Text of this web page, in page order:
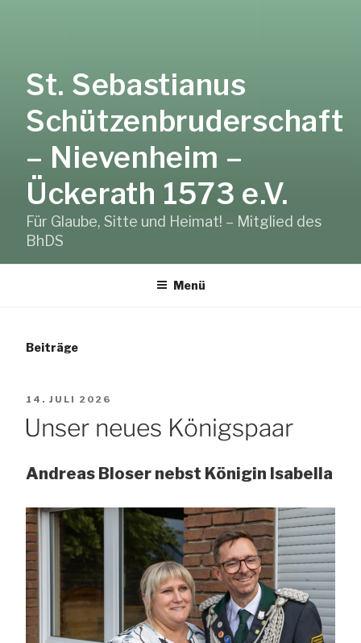
St. Sebastianus
Schützenbruderschaft
– Nievenheim –
Ückerath 1573 e.V.
Für Glaube, Sitte und Heimat! – Mitglied des
BhDS
Menü
Beiträge
VERÖFFENTLICHT
AM
14. JULI 2026
Unser neues Königspaar
Andreas Bloser nebst Königin Isabella